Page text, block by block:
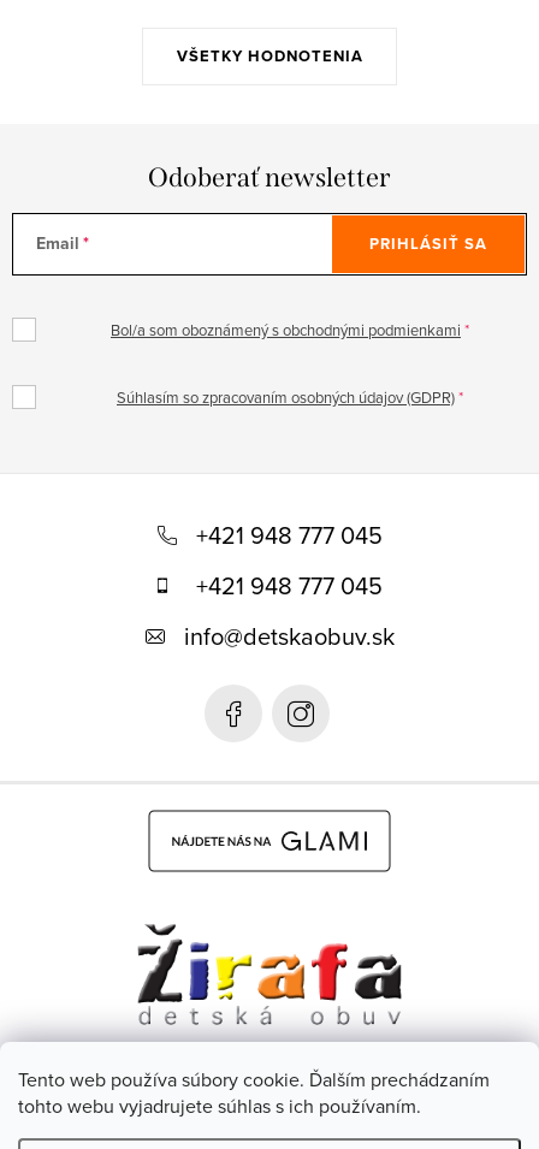
Tento web používa súbory cookie. Ďalším prechádzaním
tohto webu vyjadrujete súhlas s ich používaním.
VŠETKY HODNOTENIA
Odoberať newsletter
Email
Bol/a som oboznámený s obchodnými podmienkami
Súhlasím so zpracovaním osobných údajov (GDPR)
PRIHLÁSIŤ SA
+421 948 777 045
+421 948 777 045
info@detskaobuv.sk
Dětská obuv Žirafa - CZ Facebook